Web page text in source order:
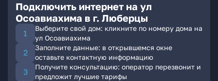
Подключить интернет на ул
Осоавиахима в г. Люберцы
Выберите свой дом: кликните по номеру дома на
ул Осоавиахима
Заполните данные: в открывшемся окне
оставьте контактную информацию
Получите консультацию: оператор перезвонит и
предложит лучшие тарифы